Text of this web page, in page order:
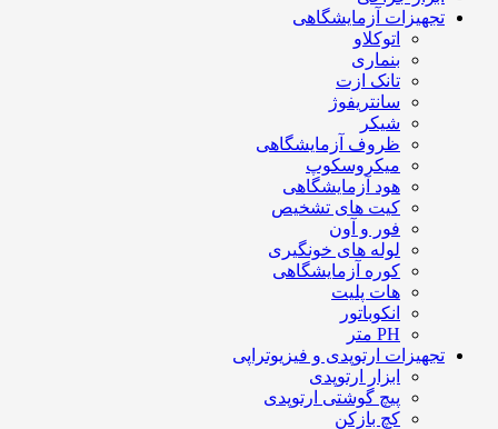
تجهیزات آزمایشگاهی
اتوکلاو
بنماری
تانک ازت
سانتریفوژ
شیکر
ظروف آزمایشگاهی
میکروسکوپ
هود آزمایشگاهی
کیت های تشخیص
فور و آون
لوله های خونگیری
کوره آزمایشگاهی
هات پلیت
انکوباتور
PH متر
تجهیزات ارتوپدی و فیزیوتراپی
ابزار ارتوپدی
پیچ گوشتی ارتوپدی
کچ بازکن